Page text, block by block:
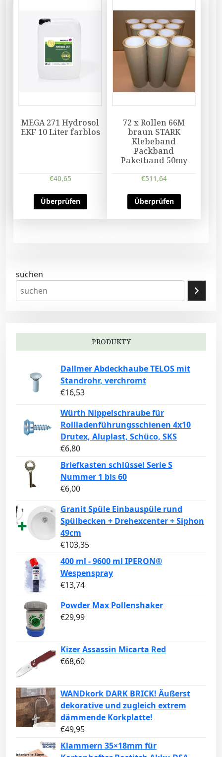
MEGA 271 Hydrosol
EKF 10 Liter farblos
€40,65
Überprüfen
72 x Rollen 66M
braun STARK
Klebeband
Packband
Paketband 50my
€511,64
Überprüfen
suchen
PRODUKTY
Dallmer Abdeckhaube TELOS mit
Standrohr, verchromt
€16,53
Würth Nippelschraube für
Rollladenführungsschienen 4x10
Drutex, Aluplast, Schüco, SKS
€6,80
Briefkasten schlüssel Serie S
Nummer 1 bis 60
€6,00
Granit Spüle Einbauspüle rund
Spülbecken + Drehexcenter + Siphon
49cm
€103,35
400 ml - 9600 ml IPERON®
Wespenspray
€13,74
Powder Max Pollenshaker
€29,99
Kizer Assassin Micarta Red
€68,60
WANDkork DARK BRICK! Äußerst
dekorative und zugleich extrem
dämmende Korkplatte!
€49,95
Klammern 35×18mm für